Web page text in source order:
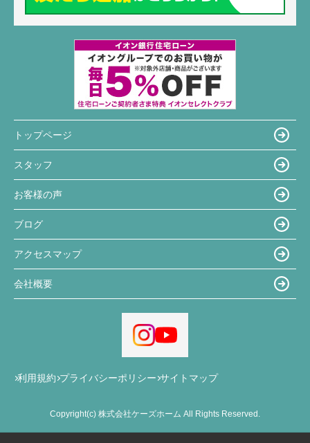
トップページ
スタッフ
お客様の声
ブログ
アクセスマップ
会社概要
利用規約 プライバシーポリシー サイトマップ
Copyright(c) 株式会社ケーズホーム All Rights Reserved.